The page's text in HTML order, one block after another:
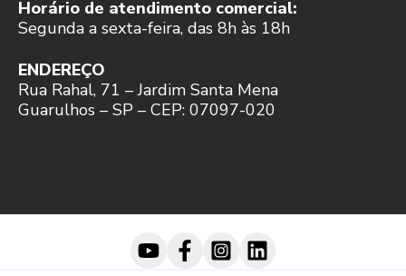
Horário de atendimento comercial:
Segunda a sexta-feira, das 8h às 18h
ENDEREÇO
Rua Rahal, 71 – Jardim Santa Mena
Guarulhos – SP – CEP: 07097-020